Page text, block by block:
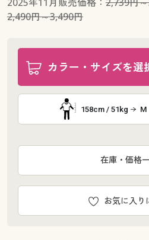
2,490円～3,490円
カラー・サイズを選
158cm / 51kg M
お気に入り
在庫・価格